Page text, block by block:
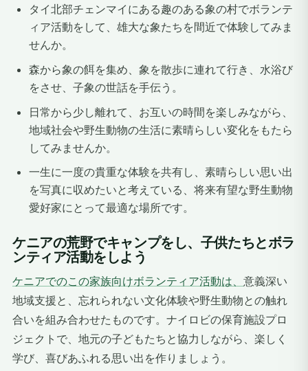
タイ北部チェンマイにある趣のある象の村でボランテ
ィア活動をして、雄大な象たちを間近で体験してみま
せんか。
森から象の餌を集め、象を散歩に連れて行き、水浴び
をさせ、子象の世話を手伝う。
日常から少し離れて、お互いの時間を楽しみながら、
地域社会や野生動物の生活に素晴らしい変化をもたら
してみませんか。
一生に一度の貴重な体験を共有し、素晴らしい思い出
を写真に収めたいと考えている、将来有望な野生動物
愛好家にとって最適な場所です。
ケニアの荒野でキャンプをし、子供たちとボラ
ンティア活動をしよう
ケニアでのこの家族向けボランティア活動は、 意義深い
地域支援と、忘れられない文化体験や野生動物との触れ
合いを組み合わせたものです。ナイロビの保育施設プロ
ジェクトで、地元の子どもたちと協力しながら、楽しく
学び、喜びあふれる思い出を作りましょう。